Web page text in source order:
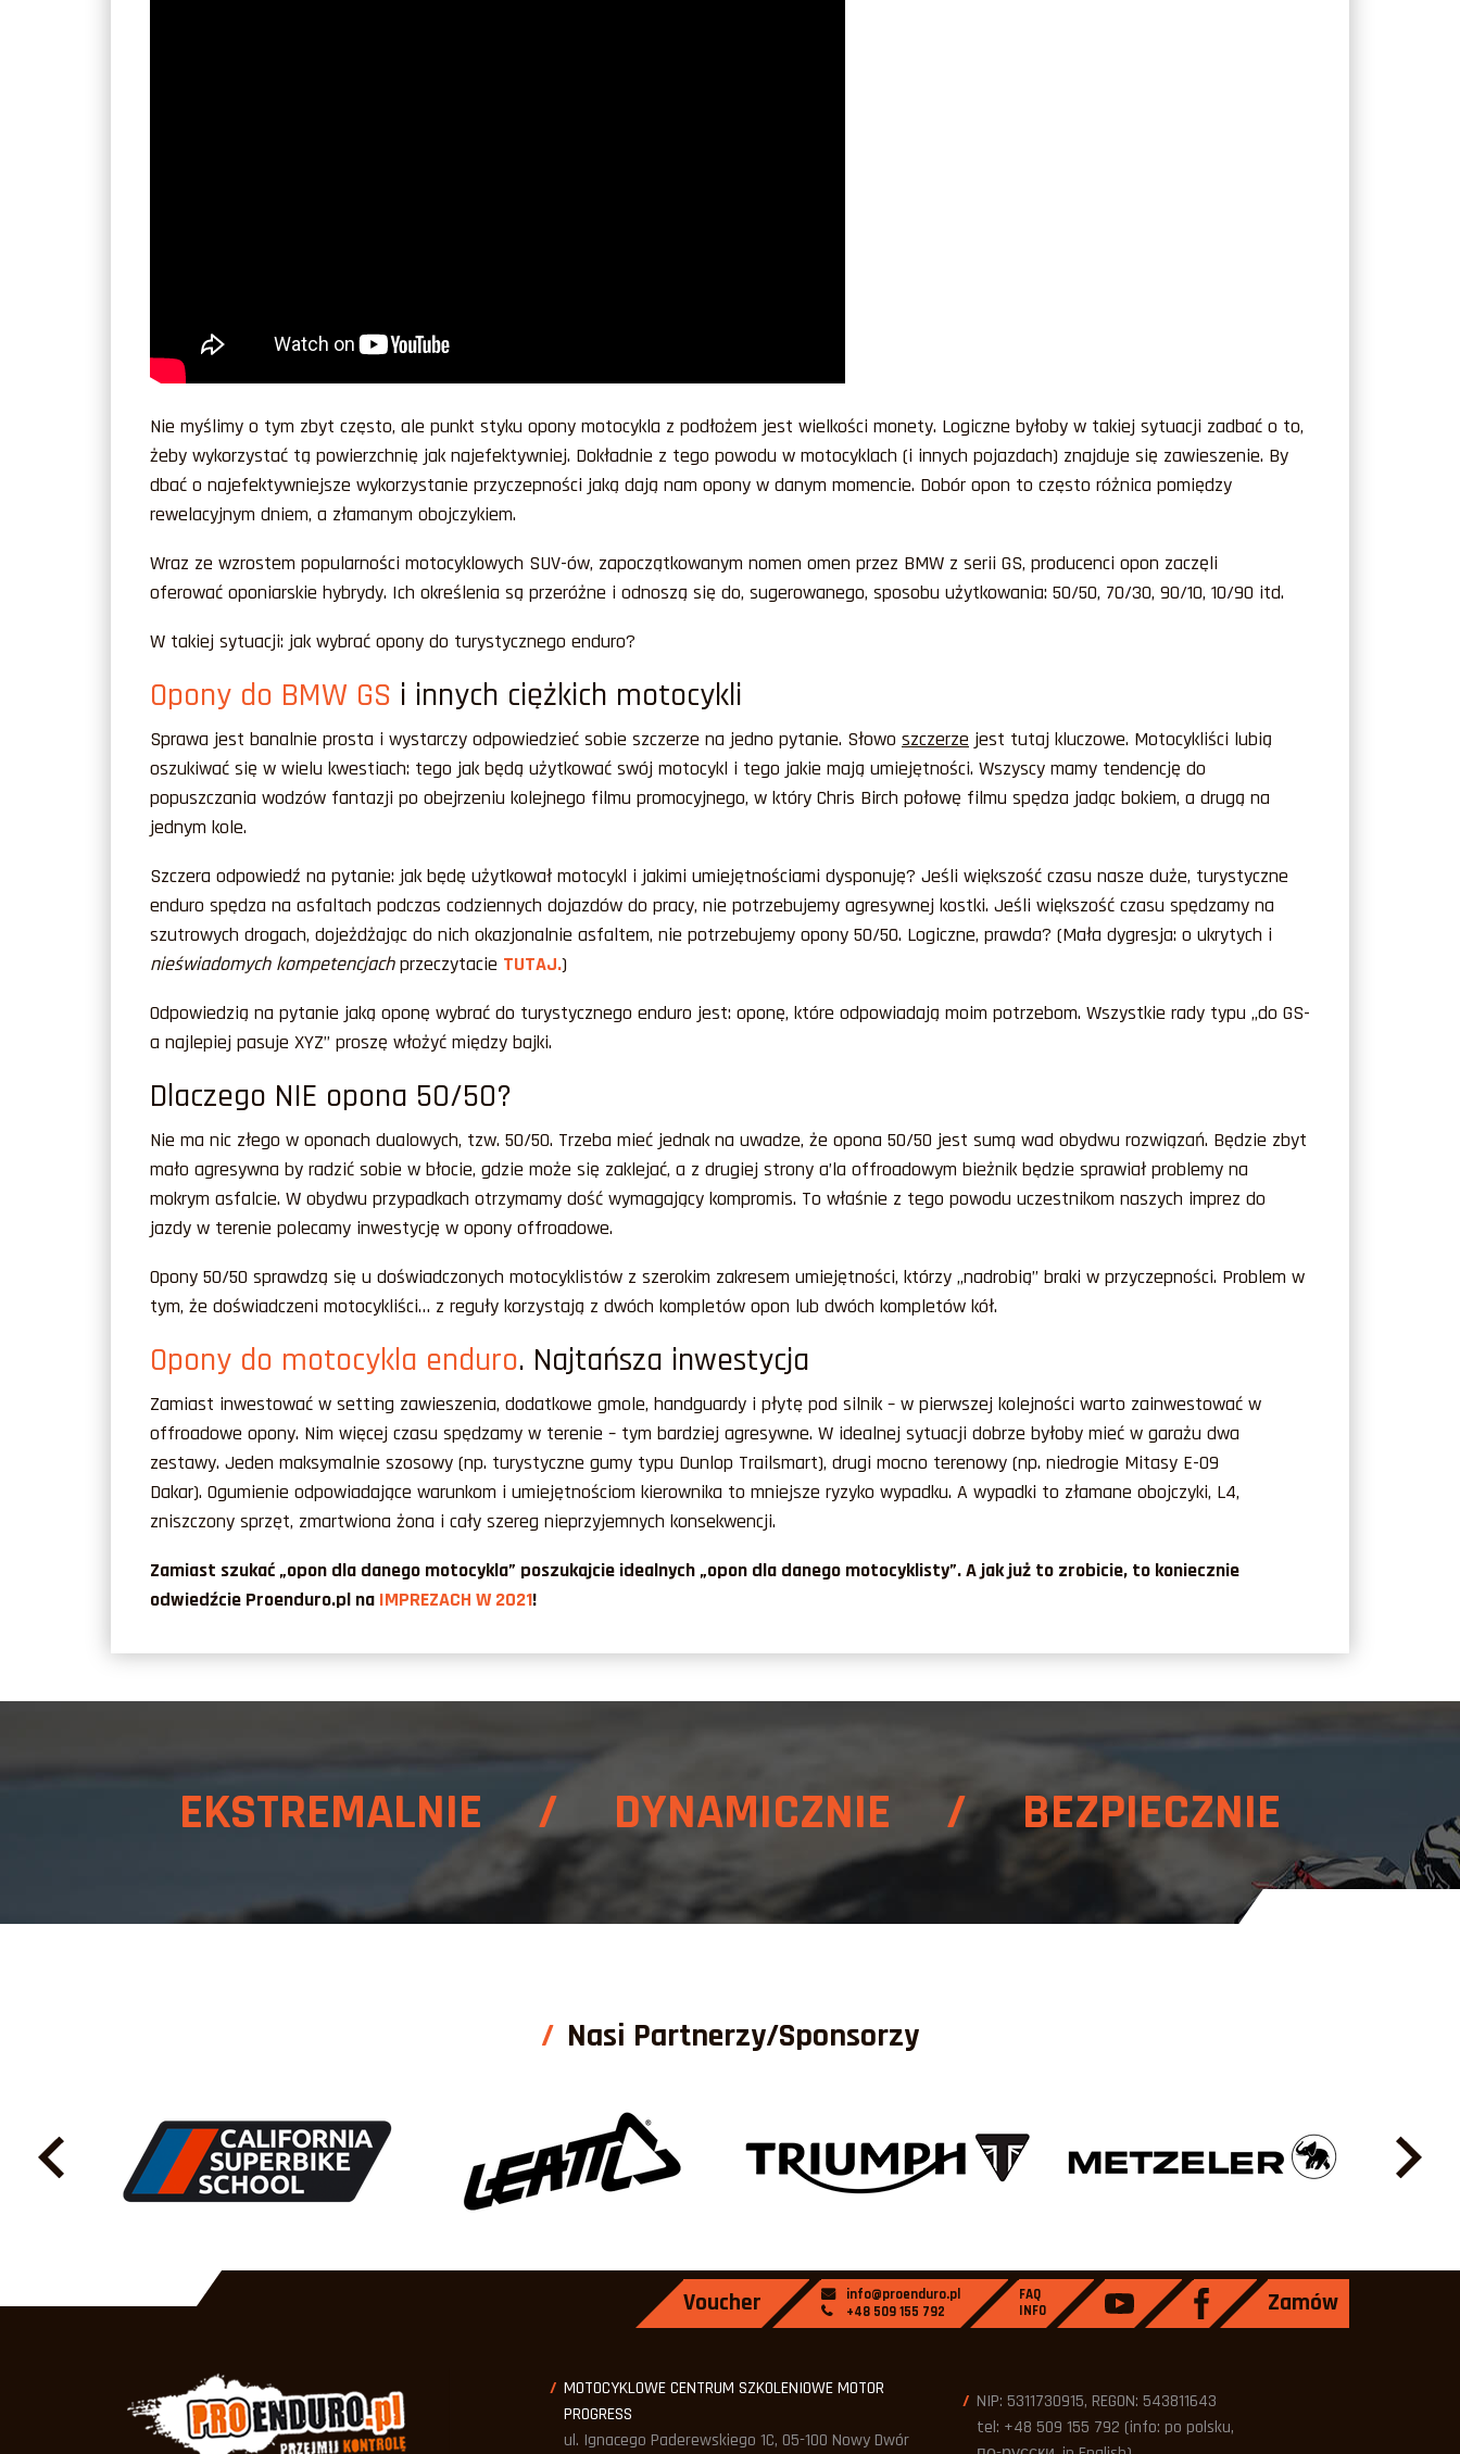
Nie myślimy o tym zbyt często, ale punkt styku opony motocykla z podłożem jest wielkości monety. Logiczne byłoby w takiej sytuacji zadbać o to,
żeby wykorzystać tą powierzchnię jak najefektywniej. Dokładnie z tego powodu w motocyklach (i innych pojazdach) znajduje się zawieszenie. By
dbać o najefektywniejsze wykorzystanie przyczepności jaką dają nam opony w danym momencie. Dobór opon to często różnica pomiędzy
rewelacyjnym dniem, a złamanym obojczykiem.
Wraz ze wzrostem popularności motocyklowych SUV-ów, zapoczątkowanym nomen omen przez BMW z serii GS, producenci opon zaczęli
oferować oponiarskie hybrydy. Ich określenia są przeróżne i odnoszą się do, sugerowanego, sposobu użytkowania: 50/50, 70/30, 90/10, 10/90 itd.
W takiej sytuacji: jak wybrać opony do turystycznego enduro?
Opony do BMW GS i innych ciężkich motocykli
Sprawa jest banalnie prosta i wystarczy odpowiedzieć sobie szczerze na jedno pytanie. Słowo szczerze jest tutaj kluczowe. Motocykliści lubią
oszukiwać się w wielu kwestiach: tego jak będą użytkować swój motocykl i tego jakie mają umiejętności. Wszyscy mamy tendencję do
popuszczania wodzów fantazji po obejrzeniu kolejnego filmu promocyjnego, w który Chris Birch połowę filmu spędza jadąc bokiem, a drugą na
jednym kole.
Szczera odpowiedź na pytanie: jak będę użytkował motocykl i jakimi umiejętnościami dysponuję? Jeśli większość czasu nasze duże, turystyczne
enduro spędza na asfaltach podczas codziennych dojazdów do pracy, nie potrzebujemy agresywnej kostki. Jeśli większość czasu spędzamy na
szutrowych drogach, dojeżdżając do nich okazjonalnie asfaltem, nie potrzebujemy opony 50/50. Logiczne, prawda? (Mała dygresja: o ukrytych i
nieświadomych kompetencjachprzeczytacie TUTAJ.)
Odpowiedzią na pytanie jaką oponę wybrać do turystycznego enduro jest: oponę, które odpowiadają moim potrzebom. Wszystkie rady typu „do GS-
a najlepiej pasuje XYZ” proszę włożyć między bajki.
Dlaczego NIE opona 50/50?
Nie ma nic złego w oponach dualowych, tzw. 50/50. Trzeba mieć jednak na uwadze, że opona 50/50 jest sumą wad obydwu rozwiązań. Będzie zbyt
mało agresywna by radzić sobie w błocie, gdzie może się zaklejać, a z drugiej strony a’la offroadowym bieżnik będzie sprawiał problemy na
mokrym asfalcie. W obydwu przypadkach otrzymamy dość wymagający kompromis. To właśnie z tego powodu uczestnikom naszych imprez do
jazdy w terenie polecamy inwestycję w opony offroadowe.
Opony 50/50 sprawdzą się u doświadczonych motocyklistów z szerokim zakresem umiejętności, którzy „nadrobią” braki w przyczepności. Problem w
tym, że doświadczeni motocykliści… z reguły korzystają z dwóch kompletów opon lub dwóch kompletów kół.
Opony do motocykla enduro. Najtańsza inwestycja
Zamiast inwestować w setting zawieszenia, dodatkowe gmole, handguardy i płytę pod silnik – w pierwszej kolejności warto zainwestować w
offroadowe opony. Nim więcej czasu spędzamy w terenie – tym bardziej agresywne. W idealnej sytuacji dobrze byłoby mieć w garażu dwa
zestawy. Jeden maksymalnie szosowy (np. turystyczne gumy typu Dunlop Trailsmart), drugi mocno terenowy (np. niedrogie Mitasy E-09
Dakar). Ogumienie odpowiadające warunkom i umiejętnościom kierownika to mniejsze ryzyko wypadku. A wypadki to złamane obojczyki, L4,
zniszczony sprzęt, zmartwiona żona i cały szereg nieprzyjemnych konsekwencji.
Zamiast szukać „opon dla danego motocykla” poszukajcie idealnych „opon dla danego motocyklisty”. A jak już to zrobicie, to koniecznie
odwiedźcie Proenduro.pl na IMPREZACH W 2021!
EKSTREMALNIE / DYNAMICZNIE / BEZPIECZNIE
Nasi Partnerzy/Sponsorzy
Voucher
info@proenduro.pl
+48 509 155 792
FAQ
INFO
Zamów
MOTOCYKLOWE CENTRUM SZKOLENIOWE MOTOR
PROGRESS
ul. Ignacego Paderewskiego 1C, 05-100 Nowy Dwór
NIP: 5311730915, REGON: 543811643
tel: +48 509 155 792 (info: po polsku,